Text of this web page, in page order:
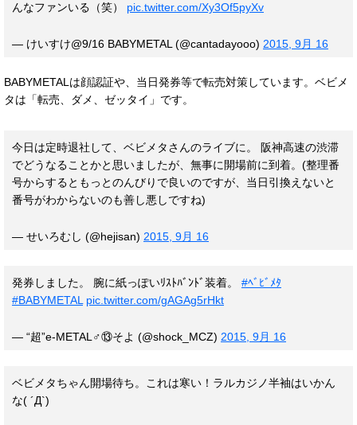
んなファンいる（笑） pic.twitter.com/Xy3Of5pyXv
— けいすけ@9/16 BABYMETAL (@cantadayooo) 2015, 9月 16
BABYMETALは顔認証や、当日発券等で転売対策しています。ベビメ
タは「転売、ダメ、ゼッタイ」です。
今日は定時退社して、ベビメタさんのライブに。 阪神高速の渋滞
でどうなることかと思いましたが、無事に開場前に到着。(整理番
号からするともっとのんびりで良いのですが、当日引換えないと
番号がわからないのも善し悪しですね)
— せいろむし (@hejisan) 2015, 9月 16
発券しました。 腕に紙っぽいﾘｽﾄﾊﾞﾝﾄﾞ装着。 #ﾍﾞﾋﾞﾒﾀ
#BABYMETAL pic.twitter.com/gAGAg5rHkt
— “超”e-METAL♂⑬そよ (@shock_MCZ) 2015, 9月 16
ベビメタちゃん開場待ち。これは寒い！ラルカジノ半袖はいかん
な( ´Д`)